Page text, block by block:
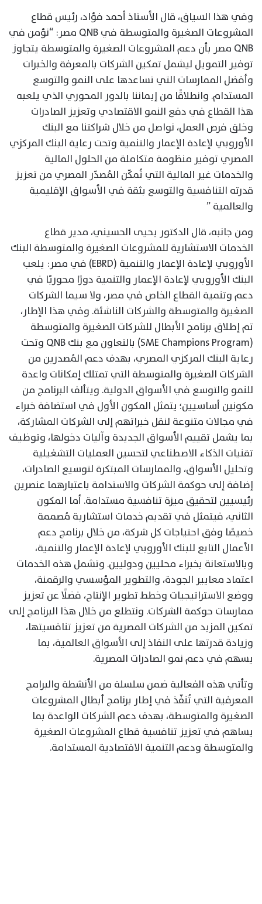
وفي هذا السياق، قال الأستاذ أحمد فؤاد، رئيس قطاع
المشروعات الصغيرة والمتوسطة في QNB مصر: “نؤمن في
QNB مصر بأن دعم المشروعات الصغيرة والمتوسطة يتجاوز
توفير التمويل ليشمل تمكين الشركات بالمعرفة والخبرات
وأفضل الممارسات التي تساعدها على النمو والتوسع
المستدام. وانطلاقًا من إيماننا بالدور المحوري الذي يلعبه
هذا القطاع في دفع النمو الاقتصادي وتعزيز الصادرات
وخلق فرص العمل، نواصل من خلال شراكتنا مع البنك
الأوروبي لإعادة الإعمار والتنمية وتحت رعاية البنك المركزي
المصري توفير منظومة متكاملة من الحلول المالية
والخدمات غير المالية التي تُمكّن المُصدّر المصري من تعزيز
قدرته التنافسية والتوسع بثقة في الأسواق الإقليمية
والعالمية ”
ومن جانبه، قال الدكتور يحيى الحسيني، مدير قطاع
الخدمات الاستشارية للمشروعات الصغيرة والمتوسطة البنك
الأوروبي لإعادة الإعمار والتنمية (EBRD) في مصر: يلعب
البنك الأوروبي لإعادة الإعمار والتنمية دورًا محوريًا في
دعم وتنمية القطاع الخاص في مصر، ولا سيما الشركات
الصغيرة والمتوسطة والشركات الناشئة. وفي هذا الإطار،
تم إطلاق برنامج الأبطال للشركات الصغيرة والمتوسطة
(SME Champions Program) بالتعاون مع بنك QNB وتحت
رعاية البنك المركزي المصري، بهدف دعم المُصدرين من
الشركات الصغيرة والمتوسطة التي تمتلك إمكانات واعدة
للنمو والتوسع في الأسواق الدولية. ويتألف البرنامج من
مكونين أساسيين؛ يتمثل المكون الأول في استضافة خبراء
في مجالات متنوعة لنقل خبراتهم إلى الشركات المشاركة،
بما يشمل تقييم الأسواق الجديدة وآليات دخولها، وتوظيف
تقنيات الذكاء الاصطناعي لتحسين العمليات التشغيلية
وتحليل الأسواق، والممارسات المبتكرة لتوسيع الصادرات،
إضافة إلى حوكمة الشركات والاستدامة باعتبارهما عنصرين
رئيسيين لتحقيق ميزة تنافسية مستدامة. أما المكون
الثاني، فيتمثل في تقديم خدمات استشارية مُصممة
خصيصًا وفق احتياجات كل شركة، من خلال برنامج دعم
الأعمال التابع للبنك الأوروبي لإعادة الإعمار والتنمية،
وبالاستعانة بخبراء محليين ودوليين. وتشمل هذه الخدمات
اعتماد معايير الجودة، والتطوير المؤسسي والرقمنة،
ووضع الاستراتيجيات وخطط تطوير الإنتاج، فضلًا عن تعزيز
ممارسات حوكمة الشركات. ونتطلع من خلال هذا البرنامج إلى
تمكين المزيد من الشركات المصرية من تعزيز تنافسيتها،
وزيادة قدرتها على النفاذ إلى الأسواق العالمية، بما
يسهم في دعم نمو الصادرات المصرية.
وتأتي هذه الفعالية ضمن سلسلة من الأنشطة والبرامج
المعرفية التي تُنفّذ في إطار برنامج أبطال المشروعات
الصغيرة والمتوسطة، بهدف دعم الشركات الواعدة بما
يساهم في تعزيز تنافسية قطاع المشروعات الصغيرة
والمتوسطة ودعم التنمية الاقتصادية المستدامة.